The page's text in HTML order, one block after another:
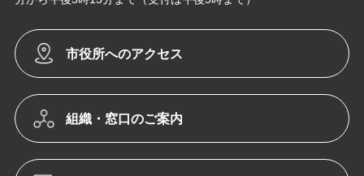
市役所へのアクセス
組織・窓口のご案内